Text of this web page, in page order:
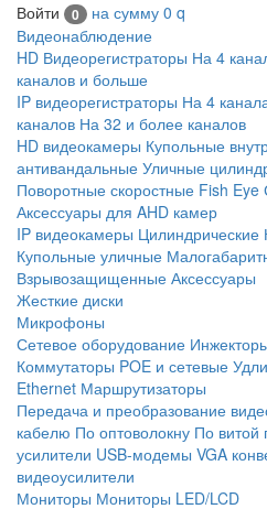
Войти 0 на сумму 0 q
Видеонаблюдение
HD Видеорегистраторы На 4
каналов и больше
IP видеорегистраторы На 4
каналов На 32 и более каналов
HD видеокамеры Купольные
антивандальные Уличные
Поворотные скоростные Fish Eye
Аксессуары для AHD камер
IP видеокамеры Цилиндрические
Купольные уличные
Взрывозащищенные Аксессуары
Жесткие диски
Микрофоны
Сетевое оборудование
Коммутаторы POE и сетевые
Ethernet Маршрутизаторы
Передача и преобразование
кабелю По оптоволокну По витой
усилители USB-модемы VGA
видеоусилители
Мониторы Мониторы LED/LCD